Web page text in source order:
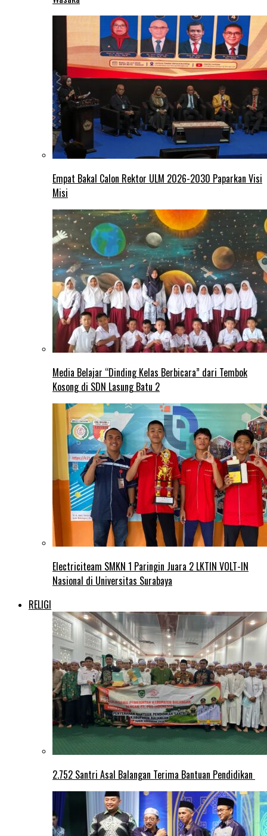
Empat Bakal Calon Rektor ULM 2026-2030 Paparkan Visi
Misi
Media Belajar “Dinding Kelas Berbicara” dari Tembok
Kosong di SDN Lasung Batu 2
Electriciteam SMKN 1 Paringin Juara 2 LKTIN VOLT-IN
Nasional di Universitas Surabaya
RELIGI
2.752 Santri Asal Balangan Terima Bantuan Pendidikan